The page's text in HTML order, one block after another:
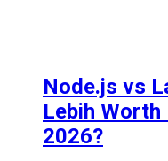
Node.js vs
Lebih Worth
2026?